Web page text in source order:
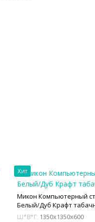
Хит
Микон Компьютерный
Белый/Дуб Крафт
Ш*В*Г: 1350x1350x600